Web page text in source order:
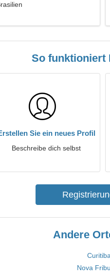
So funktioniert
Sie ein neues Profil
Beschreibe dich selbst
Andere
Curitiba
Nova